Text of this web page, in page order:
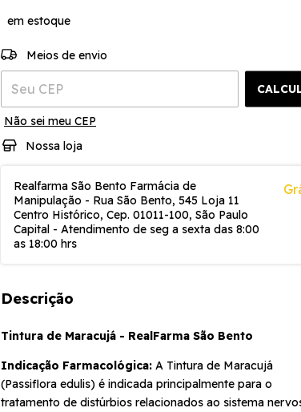
em estoque
Entregas para o CEP:
Meios de envio
Não sei meu CEP
Nossa loja
Realfarma São Bento Farmácia de
Manipulação - Rua São Bento, 545 Loja 11
Centro Histórico, Cep. 01011-100, São Paulo
Capital - Atendimento de seg a sexta das 8:00
as 18:00 hrs
Descrição
Tintura de Maracujá - RealFarma São Bento
Indicação Farmacológica: A Tintura de Maracujá
(Passiflora edulis) é indicada principalmente para o
tratamento de distúrbios relacionados ao sistema